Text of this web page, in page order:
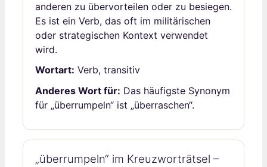
anderen zu übervorteilen oder zu besiegen.
Es ist ein Verb, das oft im militärischen
oder strategischen Kontext verwendet
wird.
Wortart: Verb, transitiv
Anderes Wort für: Das häufigste Synonym
für „überrumpeln“ ist „überraschen“.
„überrumpeln“ im Kreuzworträtsel –